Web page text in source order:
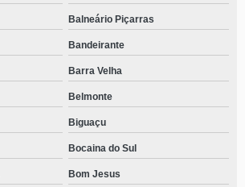
Balneário Piçarras
Bandeirante
Barra Velha
Belmonte
Biguaçu
Bocaina do Sul
Bom Jesus